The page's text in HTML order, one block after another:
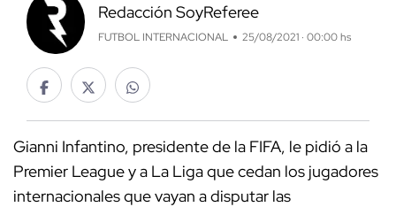
Redacción SoyReferee
FUTBOL INTERNACIONAL 25/08/2021 · 00:00 hs
Gianni Infantino, presidente de la FIFA, le pidió a la
Premier League y a La Liga que cedan los jugadores
internacionales que vayan a disputar las